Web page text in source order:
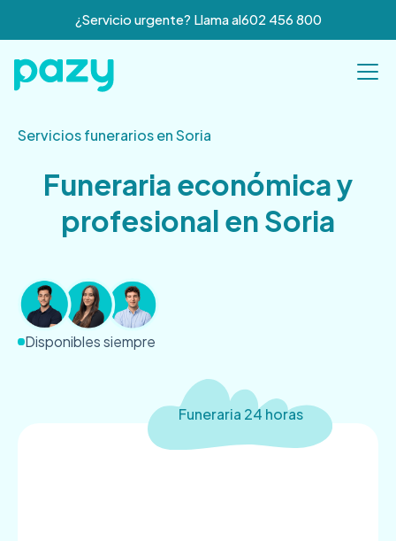
¿Servicio urgente? Llama al602 456 800
Servicios funerarios en Soria
Funeraria económica y
profesional en Soria
Disponibles siempre
Funeraria 24 horas